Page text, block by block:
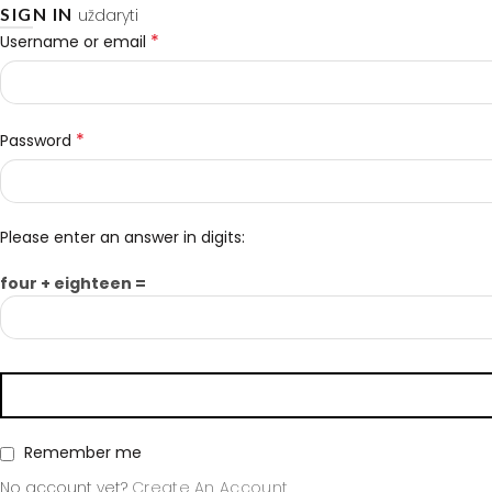
SIGN IN uždaryti
Username or email *
Password *
Please enter an answer in digits:
four + eighteen =
Remember me